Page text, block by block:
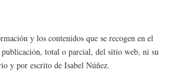
y los contenidos que se recogen en el
publicación, total o parcial, del sitio web, ni su
y por escrito de Isabel Núñez.